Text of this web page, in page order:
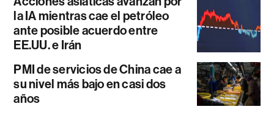
la IA mientras cae el petróleo
ante posible acuerdo entre
EE.UU. e Irán
PMI de servicios de China cae a
su nivel más bajo en casi dos
años